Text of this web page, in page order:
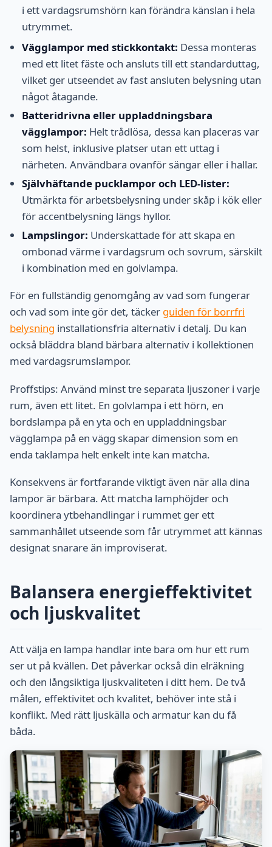
i ett vardagsrumshörn kan förändra känslan i hela
utrymmet.
Vägglampor med stickkontakt: Dessa monteras
med ett litet fäste och ansluts till ett standarduttag,
vilket ger utseendet av fast ansluten belysning utan
något åtagande.
Batteridrivna eller uppladdningsbara
vägglampor: Helt trådlösa, dessa kan placeras var
som helst, inklusive platser utan ett uttag i
närheten. Användbara ovanför sängar eller i hallar.
Självhäftande pucklampor och LED-lister:
Utmärkta för arbetsbelysning under skåp i kök eller
för accentbelysning längs hyllor.
Lampslingor: Underskattade för att skapa en
ombonad värme i vardagsrum och sovrum, särskilt
i kombination med en golvlampa.
För en fullständig genomgång av vad som fungerar
och vad som inte gör det, täcker guiden för borrfri
belysning installationsfria alternativ i detalj. Du kan
också bläddra bland bärbara alternativ i kollektionen
med vardagsrumslampor.
Proffstips: Använd minst tre separata ljuszoner i varje
rum, även ett litet. En golvlampa i ett hörn, en
bordslampa på en yta och en uppladdningsbar
vägglampa på en vägg skapar dimension som en
enda taklampa helt enkelt inte kan matcha.
Konsekvens är fortfarande viktigt även när alla dina
lampor är bärbara. Att matcha lamphöjder och
koordinera ytbehandlingar i rummet ger ett
sammanhållet utseende som får utrymmet att kännas
designat snarare än improviserat.
Balansera energieffektivitet
och ljuskvalitet
Att välja en lampa handlar inte bara om hur ett rum
ser ut på kvällen. Det påverkar också din elräkning
och den långsiktiga ljuskvaliteten i ditt hem. De två
målen, effektivitet och kvalitet, behöver inte stå i
konflikt. Med rätt ljuskälla och armatur kan du få
båda.